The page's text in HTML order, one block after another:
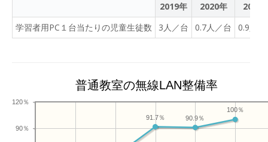
2019年 2020年
2021
学習者用PC１台当たりの児童生徒数
3人／台 0.7人／台 0.9人
普通教室の無線LAN整備率
90％
120％
100％
90.9％
91.7％